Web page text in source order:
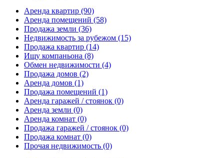
Аренда квартир (90)
Аренда помещений (58)
Продажа земли (36)
Недвижимость за рубежом (15)
Продажа квартир (14)
Ищу компаньона (8)
Обмен недвижимости (4)
Продажа домов (2)
Аренда домов (1)
Продажа помещений (1)
Аренда гаражей / стоянок (0)
Аренда земли (0)
Аренда комнат (0)
Продажа гаражей / стоянок (0)
Продажа комнат (0)
Прочая недвижимость (0)